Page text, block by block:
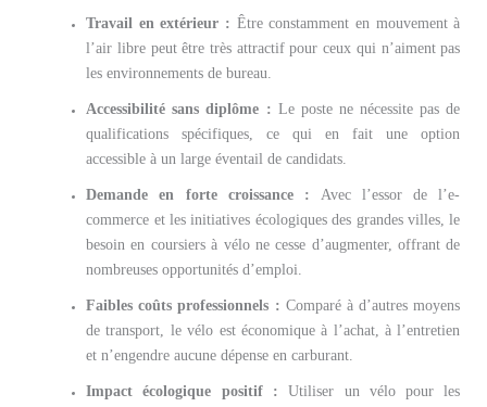
Travail en extérieur : Être constamment en mouvement à
l’air libre peut être très attractif pour ceux qui n’aiment pas
les environnements de bureau.
Accessibilité sans diplôme : Le poste ne nécessite pas de
qualifications spécifiques, ce qui en fait une option
accessible à un large éventail de candidats.
Demande en forte croissance : Avec l’essor de l’e-
commerce et les initiatives écologiques des grandes villes, le
besoin en coursiers à vélo ne cesse d’augmenter, offrant de
nombreuses opportunités d’emploi.
Faibles coûts professionnels : Comparé à d’autres moyens
de transport, le vélo est économique à l’achat, à l’entretien
et n’engendre aucune dépense en carburant.
Impact écologique positif : Utiliser un vélo pour les